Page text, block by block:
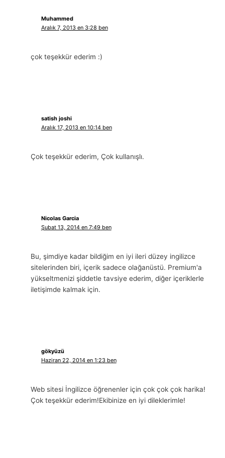
Muhammed
Aralık 7, 2013 en 3:28 ben
çok teşekkür ederim :)
satish joshi
Aralık 17, 2013 en 10:14 ben
Çok teşekkür ederim, Çok kullanışlı.
Nicolas Garcia
Şubat 13, 2014 en 7:49 ben
Bu, şimdiye kadar bildiğim en iyi ileri düzey ingilizce
sitelerinden biri, içerik sadece olağanüstü. Premium'a
yükseltmenizi şiddetle tavsiye ederim, diğer içeriklerle
iletişimde kalmak için.
gökyüzü
Haziran 22, 2014 en 1:23 ben
Web sitesi İngilizce öğrenenler için çok çok çok harika!
Çok teşekkür ederim!Ekibinize en iyi dileklerimle!